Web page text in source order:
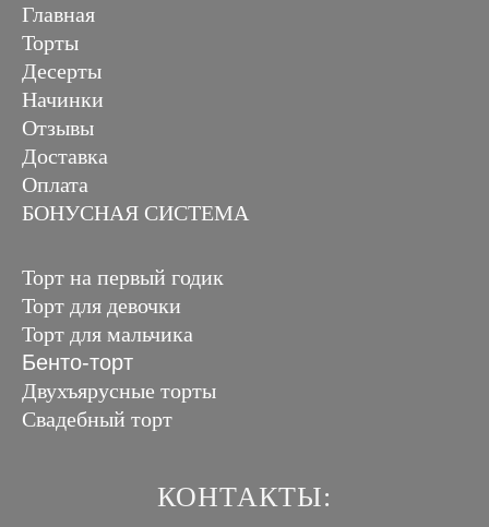
Главная
Торты
Десерты
Начинки
Отзывы
Доставка
Оплата
БОНУСНАЯ СИСТЕМА
Торт на первый годик
Торт для девочки
Торт для мальчика
Бенто-торт
Двухъярусные торты
Свадебный торт
КОНТАКТЫ: